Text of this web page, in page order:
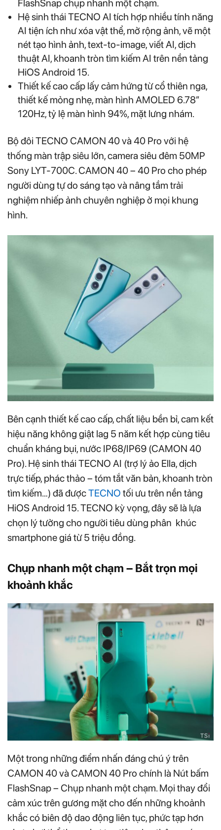
FlashSnap chụp nhanh một chạm.
Hệ sinh thái TECNO AI tích hợp nhiều tính năng
AI tiện ích như xóa vật thể, mở rộng ảnh, vẽ một
nét tạo hình ảnh, text-to-image, viết AI, dịch
thuật AI, khoanh tròn tìm kiếm AI trên nền tảng
HiOS Android 15.
Thiết kế cao cấp lấy cảm hứng từ cổ thiên nga,
thiết kế mỏng nhẹ, màn hình AMOLED 6.78″
120Hz, tỷ lệ màn hình 94%, mặt lưng nhám.
Bộ đôi TECNO CAMON 40 và 40 Pro với hệ
thống màn trập siêu lớn, camera siêu đêm 50MP
Sony LYT-700C. CAMON 40 – 40 Pro cho phép
người dùng tự do sáng tạo và nâng tầm trải
nghiệm nhiếp ảnh chuyên nghiệp ở mọi khung
hình.
Bên cạnh thiết kế cao cấp, chất liệu bền bỉ, cam kết
hiệu năng không giật lag 5 năm kết hợp cùng tiêu
chuẩn kháng bụi, nước IP68/IP69 (CAMON 40
Pro). Hệ sinh thái TECNO AI (trợ lý ảo Ella, dịch
trực tiếp, phác thảo – tóm tắt văn bản, khoanh tròn
tìm kiếm…) đã đượcTECNO tối ưu trên nền tảng
HiOS Android 15. TECNO kỳ vọng, đây sẽ là lựa
chọn lý tưởng cho người tiêu dùng phân khúc
smartphone giá từ 5 triệu đồng.
Chụp nhanh một chạm – Bắt trọn mọi
khoảnh khắc
Một trong những điểm nhấn đáng chú ý trên
CAMON 40 và CAMON 40 Pro chính là Nút bấm
FlashSnap – Chụp nhanh một chạm. Mọi thay đổi
cảm xúc trên gương mặt cho đến những khoảnh
khắc có biên độ dao động liên tục, phức tạp hơn